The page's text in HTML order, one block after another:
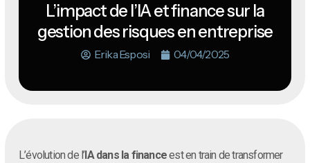
L’impact de l’IA et finance sur la
gestion des risques en entreprise
Erika Esposi 04/04/2025
L’évolution de l’ IA dans la financeest en train de transformer